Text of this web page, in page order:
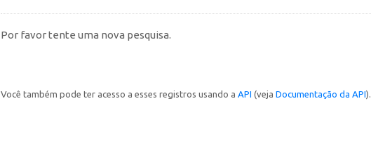
Por favor tente uma nova pesquisa.
Você também pode ter acesso a esses registros usando a API (veja Documentação da API).